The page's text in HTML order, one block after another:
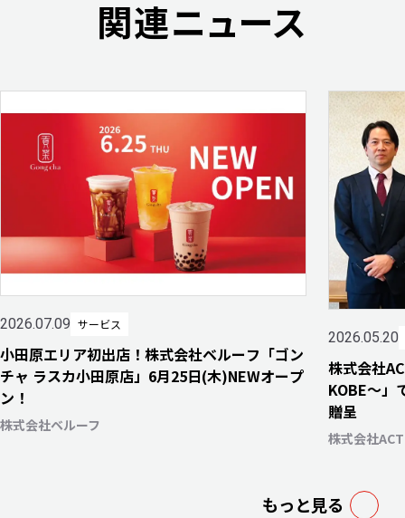
関連ニュース
2026.07.09 サービス
小田原エリア初出店！株式会社ベルーフ「ゴン
チャ ラスカ小田原店」6月25日(木)NEWオープ
ン！
株式会社ベルーフ
2026.05.20
株式会社
KOBE～」
贈呈
株式会社
もっと見る